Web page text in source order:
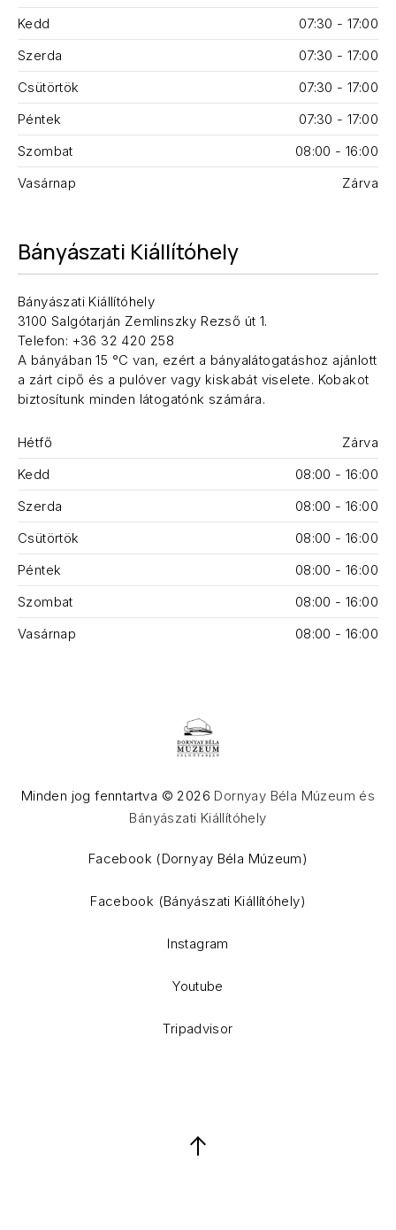
Kedd
07:30 - 17:00
Szerda
07:30 - 17:00
Csütörtök
07:30 - 17:00
Péntek
07:30 - 17:00
Szombat
08:00 - 16:00
Vasárnap
Zárva
Bányászati Kiállítóhely
Bányászati Kiállítóhely
3100 Salgótarján Zemlinszky Rezső út 1.
Telefon: +36 32 420 258
A bányában 15 °C van, ezért a bányalátogatáshoz ajánlott
a zárt cipő és a pulóver vagy kiskabát viselete. Kobakot
biztosítunk minden látogatónk számára.
Hétfő
Zárva
Kedd
08:00 - 16:00
Szerda
08:00 - 16:00
Csütörtök
08:00 - 16:00
Péntek
08:00 - 16:00
Szombat
08:00 - 16:00
Vasárnap
08:00 - 16:00
Minden jog fenntartva © 2026 Dornyay Béla Múzeum és
Bányászati Kiállítóhely
Facebook (Dornyay Béla Múzeum)
Facebook (Bányászati Kiállítóhely)
Instagram
Youtube
Tripadvisor